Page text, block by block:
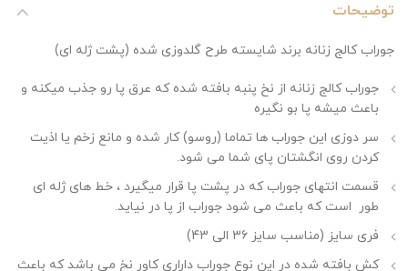
توضیحات
جوراب کالج زنانه برند شایسته طرح گلدوزی شده (پشت ژله ای)
جوراب کالج زنانه از نخ پنبه بافته شده که عرق پا رو جذب میکنه و
باعث میشه پا بو نگیره
سر دوزی این جوراب ها تماما (روسو) کار شده و مانع زخم یا اذیت
کردن روی انگشتان پای شما می شود.
قسمت انتهای جوراب که در پشت پا قرار میگیرد ، خط های ژله ای
طور است که باعث می شود جوراب از پا در نیاید.
فری سایز (مناسب سایز 36 الی 43)
کش بافته شده در این نوع جوراب داراری کاور نخ می باشد که باعث